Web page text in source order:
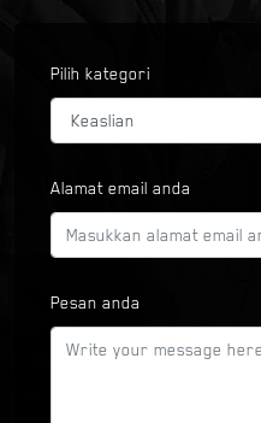
Pilih kategori
Alamat email anda
Pesan anda